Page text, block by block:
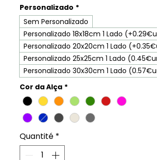
Personalizado *
Sem Personalizado
Personalizado 18x18cm 1 Lado
Personalizado 20x20cm 1 Lado
Personalizado 25x25cm 1 Lado
Personalizado 30x30cm 1 Lado
Cor da Alça *
Quantité *